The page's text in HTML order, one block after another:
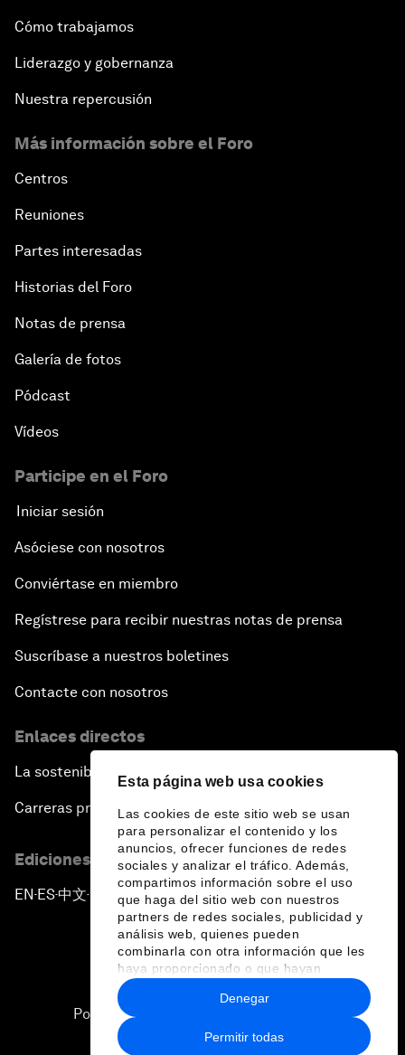
Esta página web usa cookies
Las cookies de este sitio web se usan
para personalizar el contenido y los
anuncios, ofrecer funciones de redes
sociales y analizar el tráfico. Además,
compartimos información sobre el uso
que haga del sitio web con nuestros
partners de redes sociales, publicidad y
análisis web, quienes pueden
combinarla con otra información que les
haya proporcionado o que hayan
recopilado a partir del uso que haya
hecho de sus servicios.
Permitir todas
Denegar
Cómo trabajamos
Liderazgo y gobernanza
Nuestra repercusión
Más información sobre el Foro
Centros
Reuniones
Partes interesadas
Historias del Foro
Notas de prensa
Galería de fotos
Pódcast
Vídeos
Participe en el Foro
Iniciar sesión
Asóciese con nosotros
Conviértase en miembro
Regístrese para recibir nuestras notas de prensa
Suscríbase a nuestros boletines
Contacte con nosotros
Enlaces directos
La sostenibilidad en el Foro
Carreras profesionales
Ediciones en otros idiomas
EN ▪ES▪中文▪ 日本語
Política de privacidad y normas de uso
Sitemap